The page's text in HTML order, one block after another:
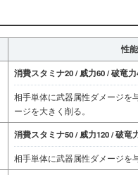
性
消費スタミナ20 / 威力60 / 破竜力
相手単体に武器属性ダメージを
ージを大きく削る。
消費スタミナ50 / 威力120 / 破竜
相手単体に武器属性ダメージを